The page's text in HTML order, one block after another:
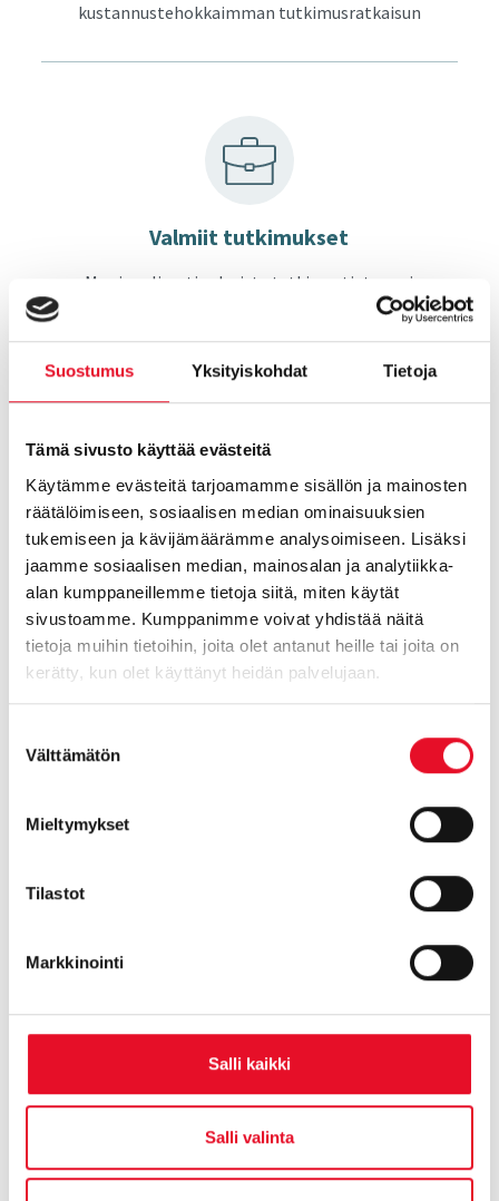
Suostumus Yksityiskohdat Tietoja
Tämä sivusto käyttää evästeitä
Käytämme evästeitä tarjoamamme sisällön ja mainosten
räätälöimiseen, sosiaalisen median ominaisuuksien
tukemiseen ja kävijämäärämme analysoimiseen. Lisäksi
jaamme sosiaalisen median, mainosalan ja analytiikka-
alan kumppaneillemme tietoja siitä, miten käytät
sivustoamme. Kumppanimme voivat yhdistää näitä
tietoja muihin tietoihin, joita olet antanut heille tai joita on
kerätty, kun olet käyttänyt heidän palvelujaan.
valinta
Välttämätön
Mieltymykset
Tilastot
Markkinointi
Salli kaikki
Salli valinta
kustannustehokkaimman tutkimusratkaisun
Val­miit tut­ki­muk­set
Monipuolisesti valmista tutkimustietoa eri
aihealueilta ja useilta toimialoilta.
Tie­don­ke­ruu
Toteutamme tutkimushaastatteluita kaikilla
menetelmillä asiakkaidemme tarpeisiin.
Kva­li­ta­tii­vi­nen tut­ki­mus
tytäryhtiömme, Suomen johtava kvalitoimisto
Yh­tey­den­ot­to